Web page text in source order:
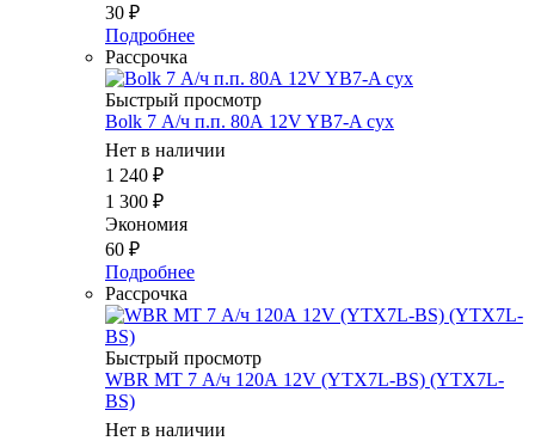
30 ₽
Подробнее
Рассрочка
Быстрый просмотр
Bolk 7 А/ч п.п. 80А 12V YB7-A сух
Нет в наличии
1 240 ₽
1 300 ₽
Экономия
60 ₽
Подробнее
Рассрочка
Быстрый просмотр
WBR MT 7 А/ч 120А 12V (YTX7L-BS) (YTX7L-
BS)
Нет в наличии